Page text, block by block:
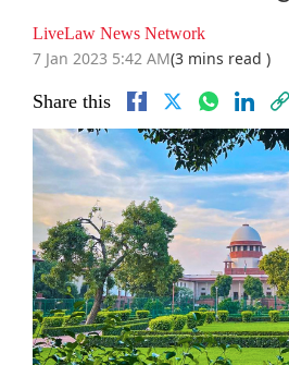
LiveLaw News Network
7 Jan 2023 5:42 AM(3 mins read )
Share this